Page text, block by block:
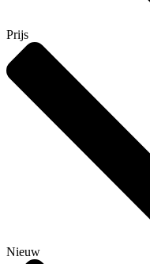
Prijs
Nieuw